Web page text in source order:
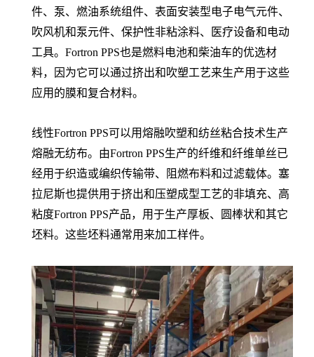
件、泵、燃油系统组件、表面安装型电子电气元件、
吹风机和泵元件、保护性非粘涂料、医疗设备和电动
工具。Fortron PPS也是燃料电池和柴油车的优选材
料，因为它可以通过挤出和吹塑工艺来生产用于这些
应用的膜和复合材料。
线性Fortron PPS可以用熔融吹塑和纺丝粘合技术生产
熔融无纺布。由Fortron PPS生产的纤维和纤维单丝已
经用于织造或编织传输带、阻燃布料和过滤载体。塞
拉尼斯也提供用于挤出和压塑成型工艺的非填充、高
粘度Fortron PPS产品，用于生产厚板、圆棒状和其它
坯料。这些坯料通常用来加工样件。